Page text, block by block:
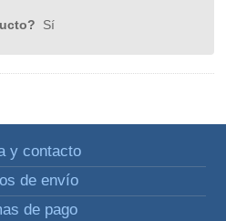
Sí
y contacto
de envío
de pago